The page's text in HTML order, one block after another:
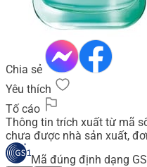
Chia sẻ
Yêu thích
Tố cáo
Thông tin trích xuất từ mã
chưa được nhà sản xuất,
Mã đúng định dạng